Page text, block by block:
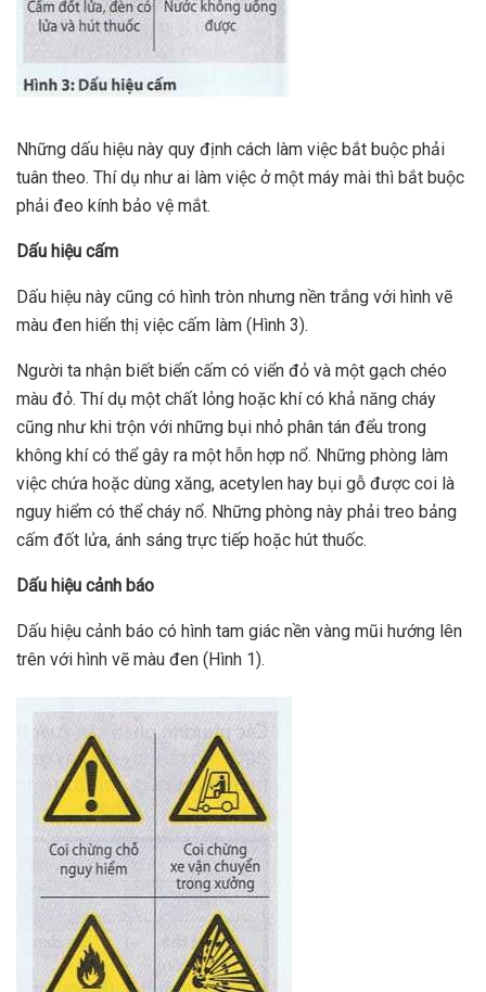
Những dấu hiệu này quy định cách làm việc bắt buộc phải
tuân theo. Thí dụ như ai làm việc ở một máy mài thì bắt buộc
phải đeo kính bảo vệ mắt.
Dấu hiệu cấm
Dấu hiệu này cũng có hình tròn nhưng nền trắng với hình vẽ
màu đen hiển thị việc cấm làm (Hình 3).
Người ta nhận biết biển cấm có viển đỏ và một gạch chéo
màu đỏ. Thí dụ một chất lỏng hoặc khí có khả năng cháy
cũng như khi trộn với những bụi nhỏ phân tán đểu trong
không khí có thể gây ra một hỗn hợp nổ. Những phòng làm
việc chứa hoặc dùng xăng, acetylen hay bụi gỗ được coi là
nguy hiểm có thể cháy nổ. Những phòng này phải treo bảng
cấm đốt lửa, ánh sáng trực tiếp hoặc hút thuốc.
Dấu hiệu cảnh báo
Dấu hiệu cảnh báo có hình tam giác nền vàng mũi hướng lên
trên với hình vẽ màu đen (Hình 1).